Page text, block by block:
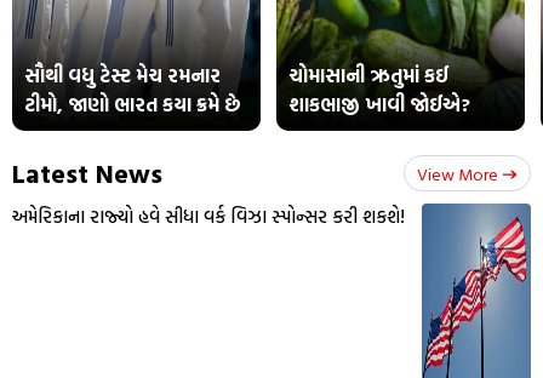
સૌથી વધુ ટેસ્ટ મેચ રમનાર
ટીમો, જાણો ભારત કયા ક્રમે છે
ચોમાસાની ઋતુમાં કઈ
શાકભાજી ખાવી જોઈએ?
Latest News View More
અમેરિકાના રાજ્યો હવે સીધા વર્ક વિઝા સ્પોન્સર કરી શકશે!